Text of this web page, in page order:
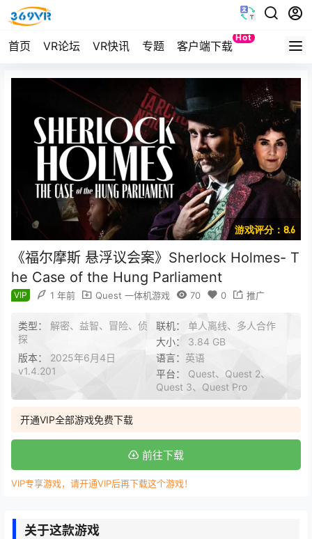
首页 VR论坛 VR快讯 专题 客户端下载
Hot
Quest
游戏评分：8.6
《福尔摩斯 悬浮议会案》Sherlock Holmes- T
he Case of the Hung Parliament
VIP 1 年前 Quest 一体机游戏 70 0 推广
类型： 解密、益智、冒险、侦
探
联机： 单人离线、多人合作
大小： 3.84 GB
版本： 2025年6月4日
v1.4.201
语言： 英语
平台： Quest、Quest 2、
Quest 3、Quest Pro
开通VIP全部游戏免费下载
前往下载
VIP专享游戏，请开通VIP后再下载这个游戏！
关于这款游戏